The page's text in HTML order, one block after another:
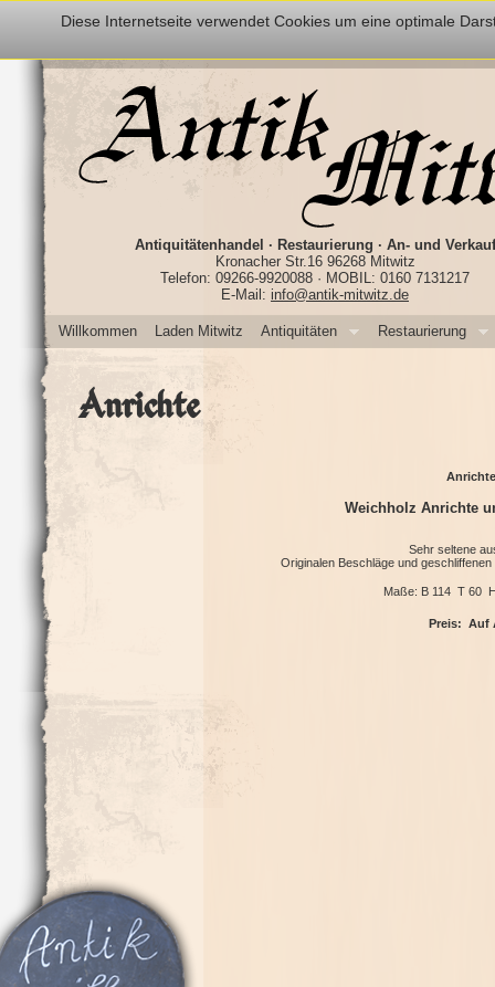
Diese Internetseite verwendet Cookies um eine optimale
Antiquitätenhandel · Restaurierung · An- und Verkauf
Kronacher Str.16 96268 Mitwitz
Telefon: 09266-9920088 · MOBIL: 0160 7131217
E-Mail: info@antik-mitwitz.de
Willkommen Laden Mitwitz Antiquitäten Restaurierung
Anrichte
Weichholz Anrichte
Sehr seltene
Originalen Beschläge und geschliffenen
Maße: B 114 T 60
Preis: Auf